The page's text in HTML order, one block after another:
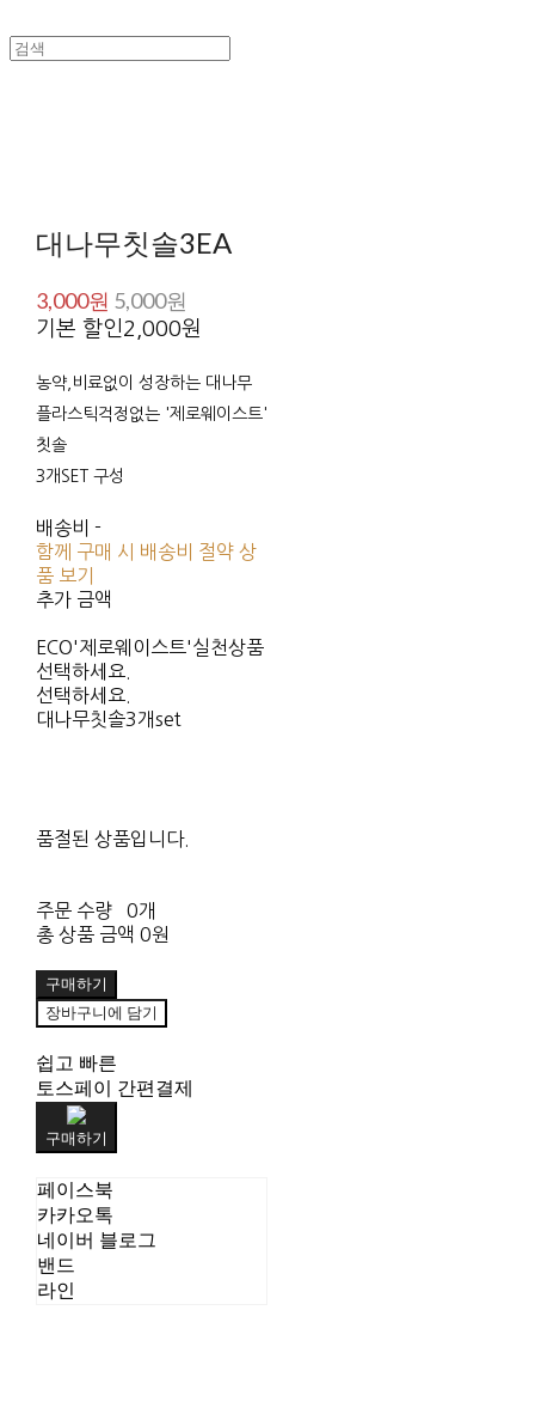
대나무칫솔3EA
3,000원 5,000원
기본 할인2,000원
농약,비료없이 성장하는 대나무
플라스틱걱정없는 '제로웨이스트'
칫솔
3개SET 구성
배송비 -
함께 구매 시 배송비 절약 상
품 보기
추가 금액
ECO'제로웨이스트'실천상품
선택하세요.
선택하세요.
대나무칫솔3개set
품절된 상품입니다.
주문 수량
0개
총 상품 금액 0원
구매하기
장바구니에 담기
쉽고 빠른
토스페이 간편결제
구매하기
페이스북
카카오톡
네이버 블로그
밴드
라인